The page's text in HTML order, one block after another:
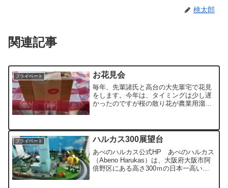
桃太郎
関連記事
プライベート お花見会
毎年、先輩諸氏と高台の大先輩宅で花見
をします。今年は、タイミングは少し遅
かったのですが桜の散り花が農業用溜池
輩諸氏からボールペンをいただいた。感
謝!! 感謝!! 感謝!...
プライベート ハルカス300展望台
あべのハルカス公式HP あべのハルカス
（Abeno Harukas）は、大阪府大阪市阿
倍野区にある高さ300ｍの日本一高いビ